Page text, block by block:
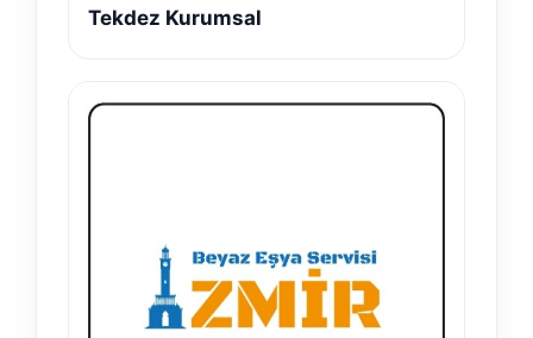
Tekdez Kurumsal